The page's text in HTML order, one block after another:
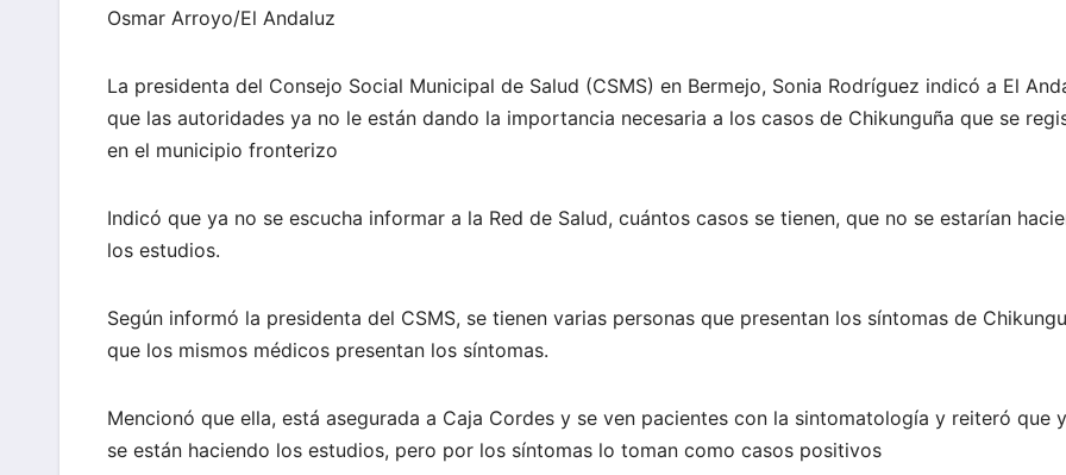
Osmar Arroyo/El Andaluz
La presidenta del Consejo Social Municipal de Salud (CSMS) en Bermejo, Sonia Rodríguez indicó a El
que las autoridades ya no le están dando la importancia necesaria a los casos de Chikunguña que se
en el municipio fronterizo
Indicó que ya no se escucha informar a la Red de Salud, cuántos casos se tienen, que no se estarían
los estudios.
Según informó la presidenta del CSMS, se tienen varias personas que presentan los síntomas de
que los mismos médicos presentan los síntomas.
Mencionó que ella, está asegurada a Caja Cordes y se ven pacientes con la sintomatología y reiteró que
se están haciendo los estudios, pero por los síntomas lo toman como casos positivos